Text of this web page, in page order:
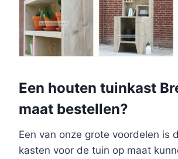
Een houten tuinkast
maat bestellen?
Een van onze grote voordelen is
kasten voor de tuin op maat